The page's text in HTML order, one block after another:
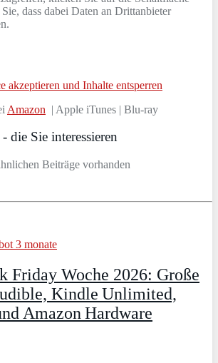
dass dabei Daten an Drittanbieter
akzeptieren und Inhalte entsperren
Amazon | Apple iTunes | Blu-ray
die Sie interessieren
Beiträge vorhanden
Friday Woche 2026: Große
Kindle Unlimited,
Amazon Hardware